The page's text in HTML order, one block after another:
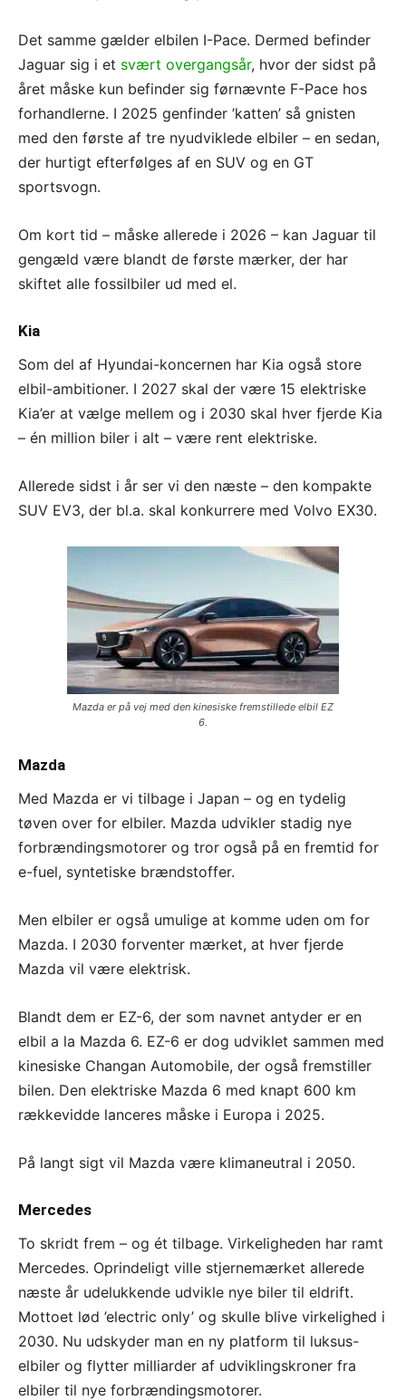
Det samme gælder elbilen I-Pace. Dermed befinder
Jaguar sig i et svært overgangsår, hvor der sidst på
året måske kun befinder sig førnævnte F-Pace hos
forhandlerne. I 2025 genfinder ’katten’ så gnisten
med den første af tre nyudviklede elbiler – en sedan,
der hurtigt efterfølges af en SUV og en GT
sportsvogn.
Om kort tid – måske allerede i 2026 – kan Jaguar til
gengæld være blandt de første mærker, der har
skiftet alle fossilbiler ud med el.
Kia
Som del af Hyundai-koncernen har Kia også store
elbil-ambitioner. I 2027 skal der være 15 elektriske
Kia’er at vælge mellem og i 2030 skal hver fjerde Kia
– én million biler i alt – være rent elektriske.
Allerede sidst i år ser vi den næste – den kompakte
SUV EV3, der bl.a. skal konkurrere med Volvo EX30.
Mazda er på vej med den kinesiske fremstillede elbil EZ
6.
Mazda
Med Mazda er vi tilbage i Japan – og en tydelig
tøven over for elbiler. Mazda udvikler stadig nye
forbrændingsmotorer og tror også på en fremtid for
e-fuel, syntetiske brændstoffer.
Men elbiler er også umulige at komme uden om for
Mazda. I 2030 forventer mærket, at hver fjerde
Mazda vil være elektrisk.
Blandt dem er EZ-6, der som navnet antyder er en
elbil a la Mazda 6. EZ-6 er dog udviklet sammen med
kinesiske Changan Automobile, der også fremstiller
bilen. Den elektriske Mazda 6 med knapt 600 km
rækkevidde lanceres måske i Europa i 2025.
På langt sigt vil Mazda være klimaneutral i 2050.
Mercedes
To skridt frem – og ét tilbage. Virkeligheden har ramt
Mercedes. Oprindeligt ville stjernemærket allerede
næste år udelukkende udvikle nye biler til eldrift.
Mottoet lød ’electric only’ og skulle blive virkelighed i
2030. Nu udskyder man en ny platform til luksus-
elbiler og flytter milliarder af udviklingskroner fra
elbiler til nye forbrændingsmotorer.